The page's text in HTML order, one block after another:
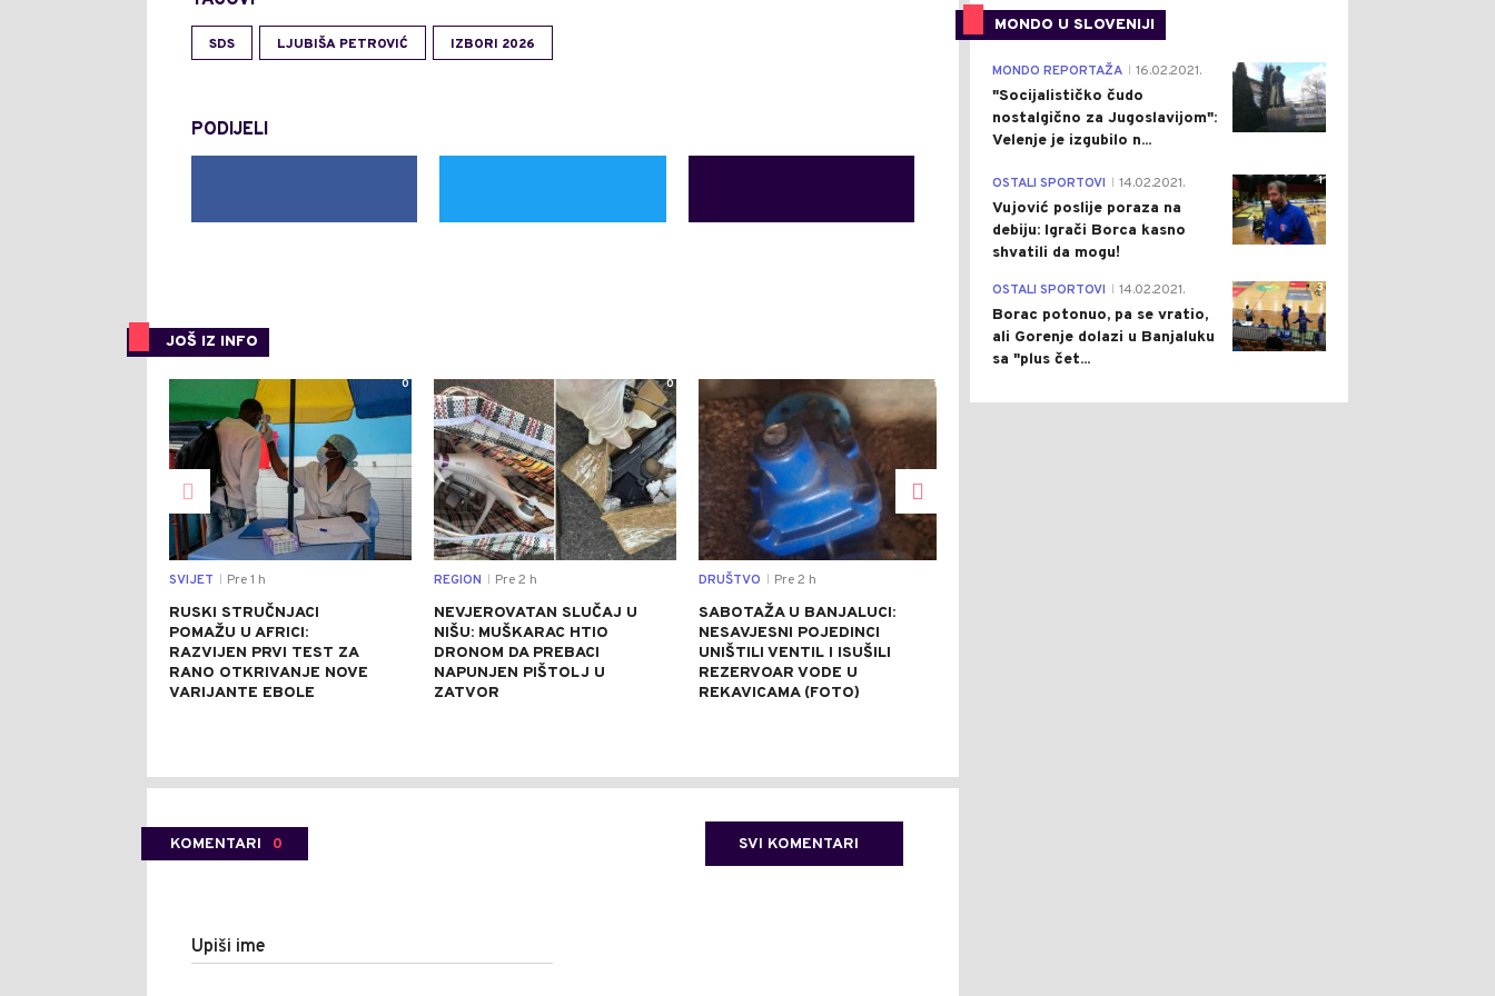
SDS LJUBIŠA PETROVIĆ IZBORI 2026
PODIJELI
JOŠ IZ INFO
0
SVIJET Pre 1 h
RUSKI STRUČNJACI
POMAŽU U AFRICI:
RAZVIJEN PRVI TEST ZA
RANO OTKRIVANJE NOVE
VARIJANTE EBOLE
0
REGION Pre 2 h
NEVJEROVATAN SLUČAJ U
NIŠU: MUŠKARAC HTIO
DRONOM DA PREBACI
NAPUNJEN PIŠTOLJ U
ZATVOR
1
DRUŠTVO Pre 2 h
SABOTAŽA U BANJALUCI:
NESAVJESNI POJEDINCI
UNIŠTILI VENTIL I ISUŠILI
REZERVOAR VODE U
REKAVICAMA (FOTO)
KOMENTARI 0 SVI KOMENTARI
Upiši ime
MONDO U SLOVENIJI
4
MONDO REPORTAŽA 16.02.2021.
"Socijalističko čudo
nostalgično za Jugoslavijom":
Velenje je izgubilo n...
1
OSTALI SPORTOVI 14.02.2021.
Vujović poslije poraza na
debiju: Igrači Borca kasno
shvatili da mogu!
3
OSTALI SPORTOVI 14.02.2021.
Borac potonuo, pa se vratio,
ali Gorenje dolazi u Banjaluku
sa "plus čet...